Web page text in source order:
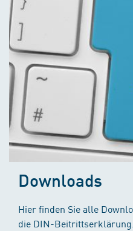
Downloads
Hier finden Sie alle
die DIN-Beitrittserklärung.